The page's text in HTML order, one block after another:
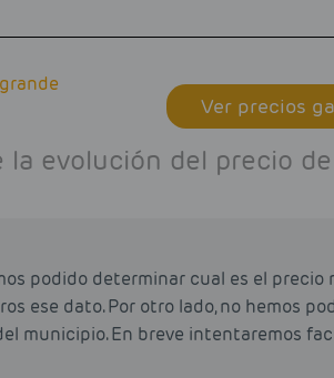
Ver precios
la evolución del precio
podido determinar cual es el
ese dato. Por otro lado, no hemos
municipio. En breve intentaremos